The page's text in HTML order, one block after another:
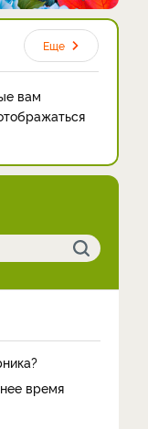
Еще
вам
время